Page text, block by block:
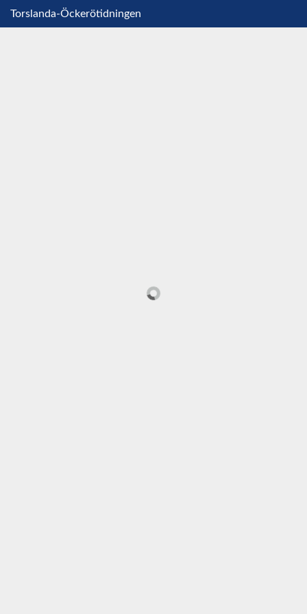
Torslanda-Öckerötidningen